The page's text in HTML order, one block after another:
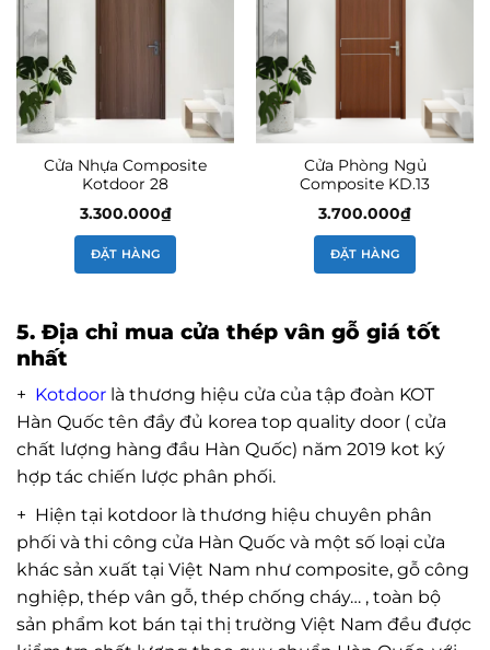
Cửa Nhựa Composite
Kotdoor 28
3.300.000₫
ĐẶT HÀNG
Cửa Phòng Ngủ
Composite KD.13
3.700.000₫
ĐẶT HÀNG
5. Địa chỉ mua cửa thép vân gỗ giá tốt
nhất
+ Kotdoor là thương hiệu cửa của tập đoàn KOT
Hàn Quốc tên đầy đủ korea top quality door ( cửa
chất lượng hàng đầu Hàn Quốc) năm 2019 kot ký
hợp tác chiến lược phân phối.
+ Hiện tại kotdoor là thương hiệu chuyên phân
phối và thi công cửa Hàn Quốc và một số loại cửa
khác sản xuất tại Việt Nam như composite, gỗ công
nghiệp, thép vân gỗ, thép chống cháy… , toàn bộ
sản phẩm kot bán tại thị trường Việt Nam đều được